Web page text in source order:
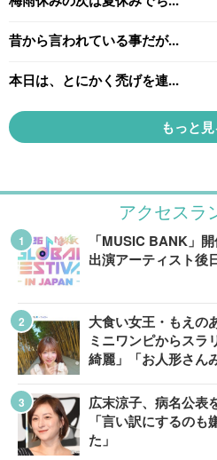
アクセスラ
「MUSIC BANK」
出演アーティスト後
大食い女王・もえの
ミニワンピからスラ
綺麗」「お人形さん
広末涼子、病名公表
「言い訳にするの
た」